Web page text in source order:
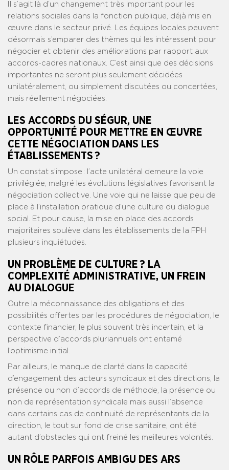
Il s’agit là d’un changement très important pour les
relations sociales dans la fonction publique, déjà mis en
œuvre dans le secteur privé. Les équipes locales peuvent
désormais s’emparer des thèmes qui les intéressent pour
négocier et obtenir des améliorations par rapport aux
accords-cadres nationaux. C’est ainsi que des décisions
importantes ne seront plus seulement décidées
unilatéralement, ou simplement discutées ou concertées,
mais réellement négociées.
LES ACCORDS DU SÉGUR, UNE
OPPORTUNITÉ POUR METTRE EN ŒUVRE
CETTE NÉGOCIATION DANS LES
ÉTABLISSEMENTS ?
Un constat s’impose : l’acte unilatéral demeure la voie
privilégiée, malgré les évolutions législatives favorisant la
négociation collective. Une voie qui ne laisse que peu de
place à l’installation pratique d’une culture du dialogue
social. Et pour cause, la mise en place des accords
majoritaires soulève dans les établissements de la FPH
plusieurs inquiétudes.
UN PROBLÈME DE CULTURE ? LA
COMPLEXITÉ ADMINISTRATIVE, UN FREIN
AU DIALOGUE
Outre la méconnaissance des obligations et des
possibilités offertes par les procédures de négociation, le
contexte financier, le plus souvent très incertain, et la
perspective d’accords pluriannuels ont entamé
l’optimisme initial.
Par ailleurs, le manque de clarté dans la capacité
d’engagement des acteurs syndicaux et des directions, la
présence ou non d’accords de méthode, la présence ou
non de représentation syndicale mais aussi l’absence
dans certains cas de continuité de représentants de la
direction, le tout sur fond de crise sanitaire, ont été
autant d’obstacles qui ont freiné les meilleures volontés.
UN RÔLE PARFOIS AMBIGU DES ARS